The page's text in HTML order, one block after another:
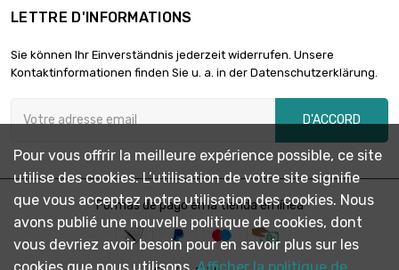
LETTRE D'INFORMATIONS
Sie können Ihr Einverständnis jederzeit widerrufen. Unsere
Kontaktinformationen finden Sie u. a. in der Datenschutzerklärung.
D'ACCORD
Formas de pago en la tienda en línea
Pour vous offrir la meilleure expérience possible, ce site
utilise des cookies. L’utilisation de votre site signifie
que vous acceptez notre utilisation des cookies. Nous
avons publié une nouvelle politique de cookies, dont
vous devriez avoir besoin pour en savoir plus sur les